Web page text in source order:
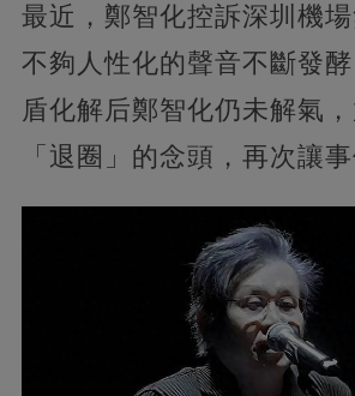
最近，鄭智化控訴深圳機
不夠人性化的聲音不斷發
盾化解后鄭智化仍未解氣
「退圈」的念頭，再次讓事